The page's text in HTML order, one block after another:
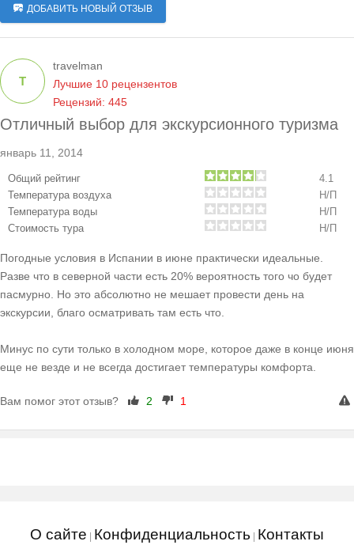
ДОБАВИТЬ НОВЫЙ ОТЗЫВ
Отличный выбор для экскурсионного туризма
январь 11, 2014
Общий рейтинг
4.1
Температура воздуха
Н/П
Температура воды
Н/П
Стоимость тура
Н/П
Погодные условия в Испании в июне практически идеальные.
Разве что в северной части есть 20% вероятность того чо будет
пасмурно. Но это абсолютно не мешает провести день на
экскурсии, благо осматривать там есть что.
Минус по сути только в холодном море, которое даже в конце июня
еще не везде и не всегда достигает температуры комфорта.
T
travelman
Лучшие 10 рецензентов
Рецензий: 445
Вам помог этот отзыв? 2 1
О сайте Конфиденциальность Контакты